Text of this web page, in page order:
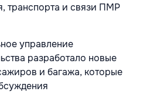
транспорта и связи ПМР
управление
разработало новые
и багажа, которые